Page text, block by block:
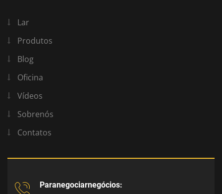
Lar
Produtos
Blog
Oficina
Vídeos
Sobrenós
Contatos
Paranegociarnegócios: